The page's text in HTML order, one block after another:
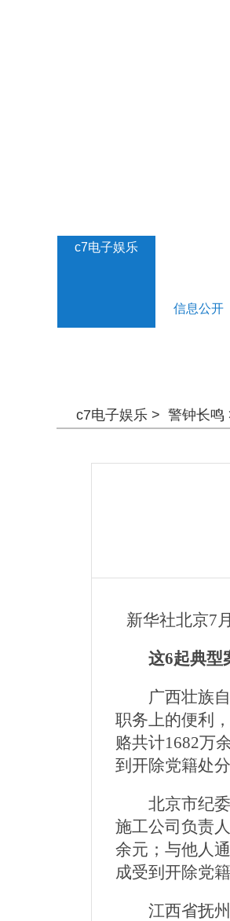
c7电子娱乐
信息公开
c7电子娱乐 > 警钟长鸣
新华社北京7
这6起典型
广西壮族自
职务上的便利
赂共计1682万
到开除党籍处
北京市纪委
施工公司负责
余元；与他人
成受到开除党
江西省抚州